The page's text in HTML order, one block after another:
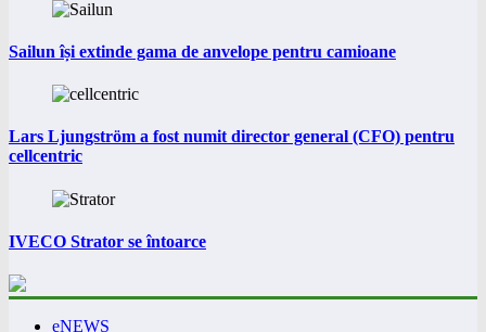
Sailun își extinde gama de anvelope pentru camioane
Lars Ljungström a fost numit director general (CFO) pentru
cellcentric
IVECO Strator se întoarce
eNEWS